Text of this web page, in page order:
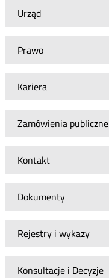
Urząd
Prawo
Kariera
Zamówienia publiczne
Kontakt
Dokumenty
Rejestry i wykazy
Konsultacje i Decyzje